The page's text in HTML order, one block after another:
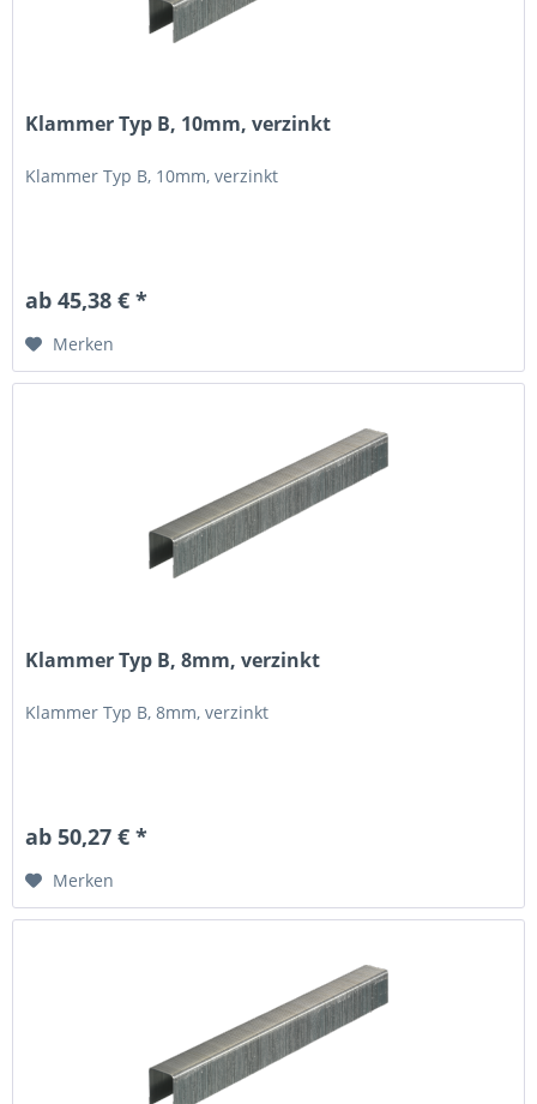
Klammer Typ B, 10mm, verzinkt
Klammer Typ B, 10mm, verzinkt
ab 45,38 € *
Merken
Klammer Typ B, 8mm, verzinkt
Klammer Typ B, 8mm, verzinkt
ab 50,27 € *
Merken